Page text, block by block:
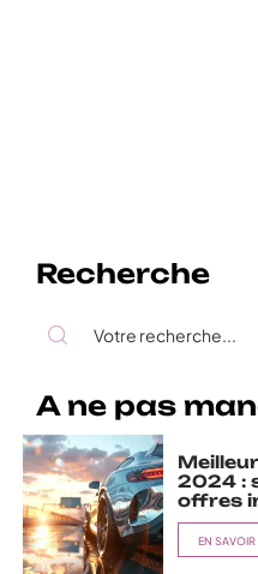
Recherche
A ne pas
2024 :
offres
EN SAVOIR